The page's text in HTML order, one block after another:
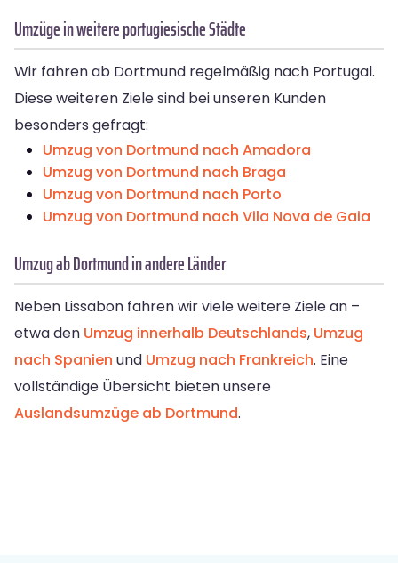
Umzüge in weitere portugiesische Städte
Wir fahren ab Dortmund regelmäßig nach Portugal.
Diese weiteren Ziele sind bei unseren Kunden
besonders gefragt:
Umzug von Dortmund nach Amadora
Umzug von Dortmund nach Braga
Umzug von Dortmund nach Porto
Umzug von Dortmund nach Vila Nova de Gaia
Umzug ab Dortmund in andere Länder
Neben Lissabon fahren wir viele weitere Ziele an –
etwa den Umzug innerhalb Deutschlands, Umzug
nach Spanien und Umzug nach Frankreich. Eine
vollständige Übersicht bieten unsere
Auslandsumzüge ab Dortmund.